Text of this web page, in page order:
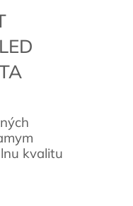
kvalitu